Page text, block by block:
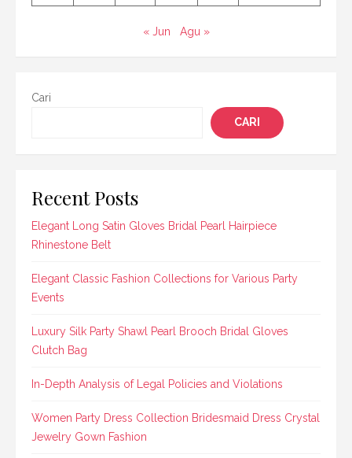
« Jun Agu »
Cari
CARI
Recent Posts
Elegant Long Satin Gloves Bridal Pearl Hairpiece
Rhinestone Belt
Elegant Classic Fashion Collections for Various Party
Events
Luxury Silk Party Shawl Pearl Brooch Bridal Gloves
Clutch Bag
In-Depth Analysis of Legal Policies and Violations
Women Party Dress Collection Bridesmaid Dress Crystal
Jewelry Gown Fashion